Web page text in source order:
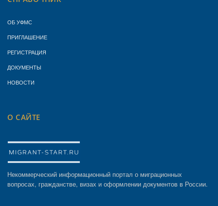
ОБ УФМС
ПРИГЛАШЕНИЕ
РЕГИСТРАЦИЯ
ДОКУМЕНТЫ
НОВОСТИ
О САЙТЕ
Некоммерческий информационный портал о миграционных
вопросах, гражданстве, визах и оформлении документов в России.